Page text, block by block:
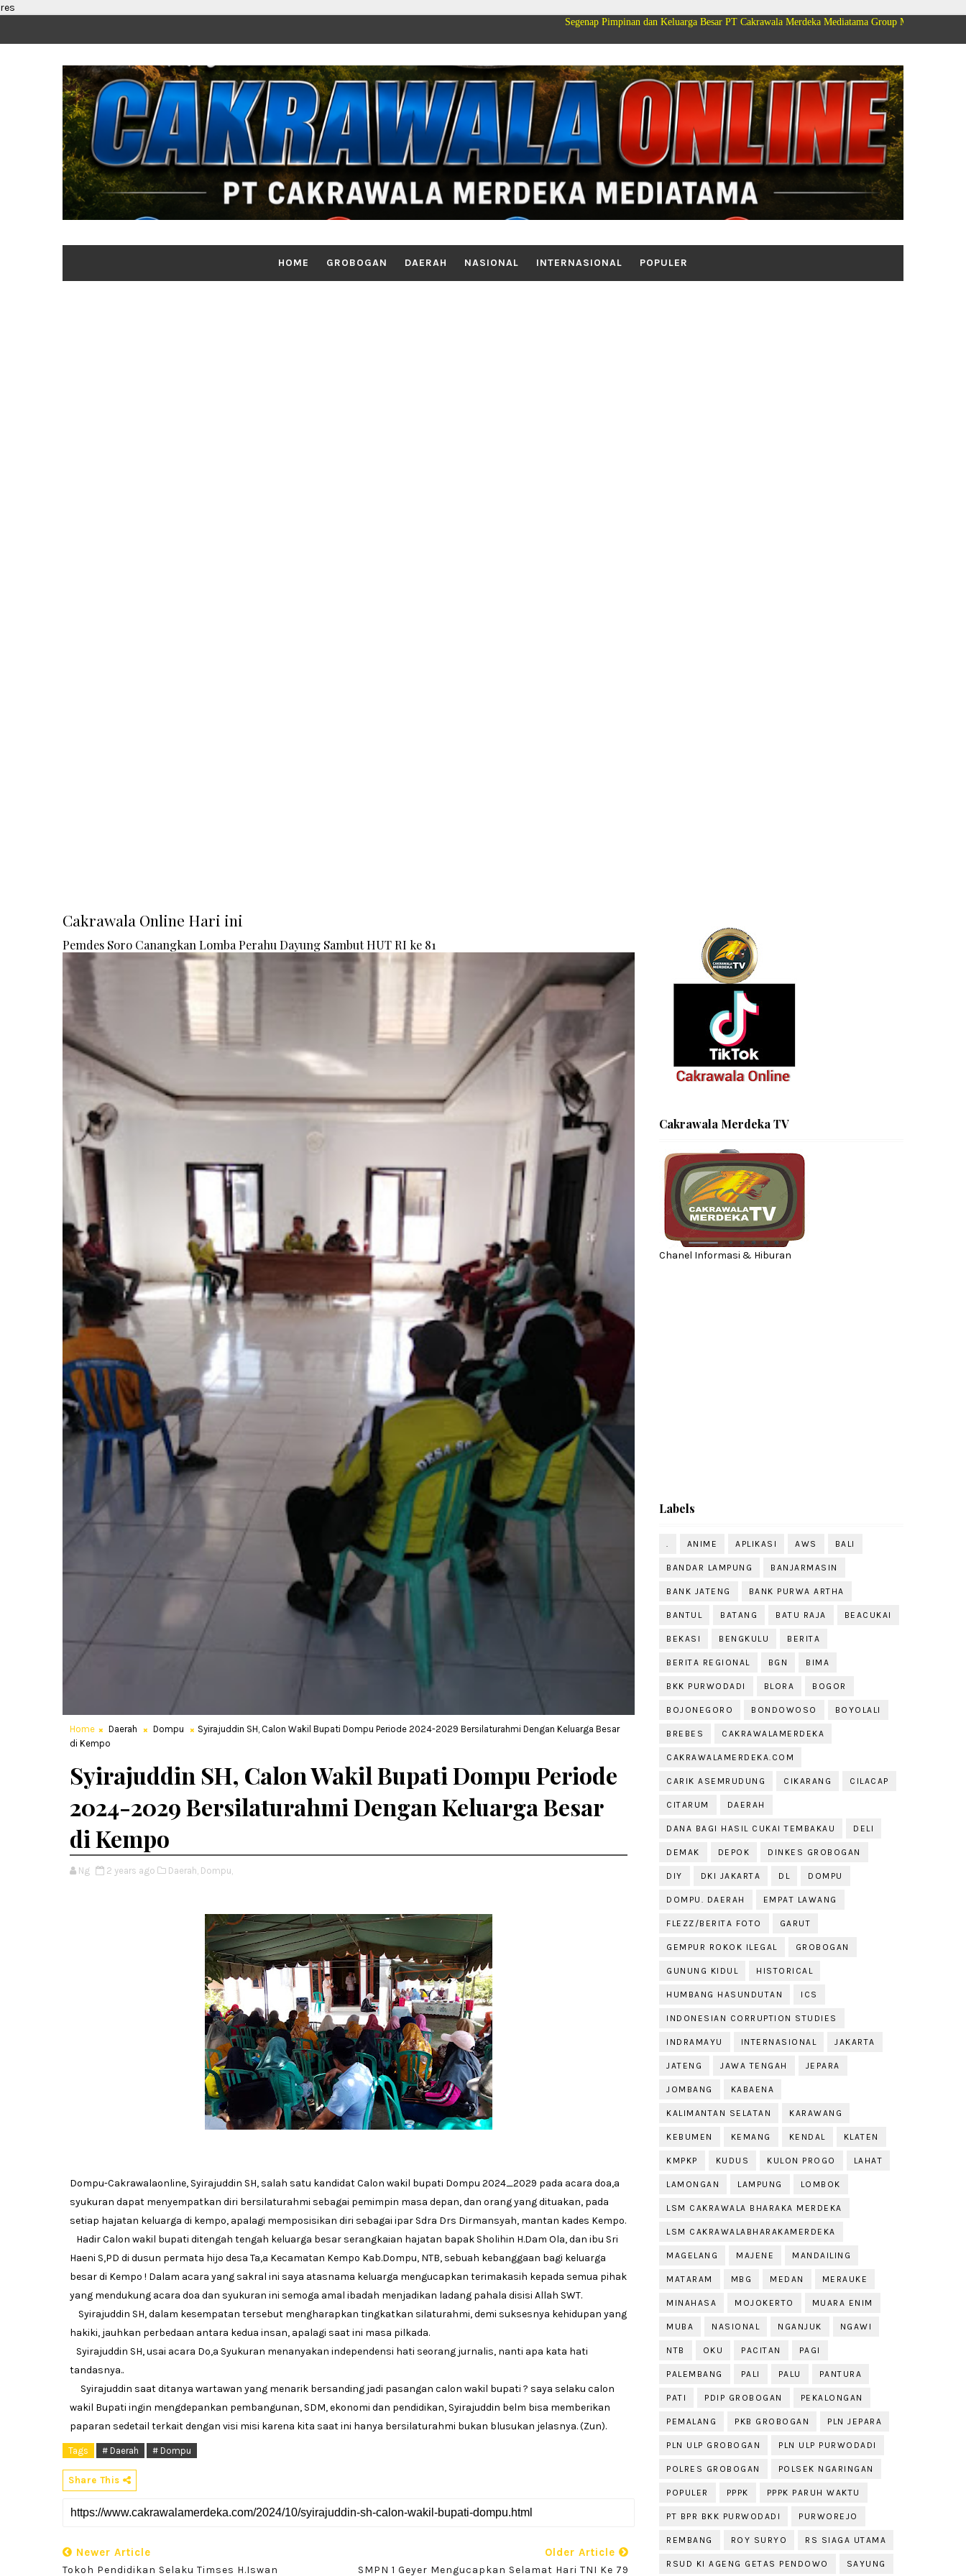
res
Segenap Pimpinan dan Keluarga Besar PT Cakrawala Merdeka Mediatama Group Mengucapkan Selamat
HOME GROBOGAN DAERAH NASIONAL INTERNASIONAL POPULER
Cakrawala Online Hari ini
Pemdes Soro Canangkan Lomba Perahu Dayung Sambut HUT RI ke 81
Home Daerah Dompu
Syirajuddin SH, Calon Wakil Bupati Dompu Periode 2024-2029 Bersilaturahmi Dengan Keluarga Besar
di Kempo
Syirajuddin SH, Calon Wakil Bupati Dompu Periode
2024-2029 Bersilaturahmi Dengan Keluarga Besar
di Kempo
Ng 2 years ago Daerah, Dompu,
Dompu-Cakrawalaonline, Syirajuddin SH, salah satu kandidat Calon wakil bupati Dompu 2024_2029 pada acara doa,a
syukuran dapat menyempatkan diri bersilaturahmi sebagai pemimpin masa depan, dan orang yang dituakan, pada
setiap hajatan keluarga di kempo, apalagi memposisikan diri sebagai ipar Sdra Drs Dirmansyah, mantan kades Kempo.
Hadir Calon wakil bupati ditengah tengah keluarga besar serangkaian hajatan bapak Sholihin H.Dam Ola, dan ibu Sri
Haeni S,PD di dusun permata hijo desa Ta,a Kecamatan Kempo Kab.Dompu, NTB, sebuah kebanggaan bagi keluarga
besar di Kempo ! Dalam acara yang sakral ini saya atasnama keluarga mengucapkan terimakasih kepada semua pihak
yang mendukung acara doa dan syukuran ini semoga amal ibadah menjadikan ladang pahala disisi Allah SWT.
Syirajuddin SH, dalam kesempatan tersebut mengharapkan tingkatkan silaturahmi, demi suksesnya kehidupan yang
hakiki, jauhkan perbedaan antara kedua insan, apalagi saat ini masa pilkada.
Syirajuddin SH, usai acara Do,a Syukuran menanyakan independensi hati seorang jurnalis, nanti apa kata hati
tandasnya..
Syirajuddin saat ditanya wartawan yang menarik bersanding jadi pasangan calon wakil bupati ? saya selaku calon
wakil Bupati ingin mengdepankan pembangunan, SDM, ekonomi dan pendidikan, Syirajuddin belm bisa memberikan
paparan sedetail terkait dengan visi misi karena kita saat ini hanya bersilaturahmi bukan blusukan jelasnya. (Zun).
Tags # Daerah # Dompu
Share This
Newer Article
Tokoh Pendidikan Selaku Timses H.Iswan
Older Article
SMPN 1 Geyer Mengucapkan Selamat Hari TNI Ke 79
Cakrawala Merdeka TV
Chanel Informasi & Hiburan
Labels
. ANIME APLIKASI AWS BALI
BANDAR LAMPUNG BANJARMASIN
BANK JATENG BANK PURWA ARTHA
BANTUL BATANG BATU RAJA BEACUKAI
BEKASI BENGKULU BERITA
BERITA REGIONAL BGN BIMA
BKK PURWODADI BLORA BOGOR
BOJONEGORO BONDOWOSO BOYOLALI
BREBES CAKRAWALAMERDEKA
CAKRAWALAMERDEKA.COM
CARIK ASEMRUDUNG CIKARANG CILACAP
CITARUM DAERAH
DANA BAGI HASIL CUKAI TEMBAKAU DELI
DEMAK DEPOK DINKES GROBOGAN
DIY DKI JAKARTA DL DOMPU
DOMPU. DAERAH EMPAT LAWANG
FLEZZ/BERITA FOTO GARUT
GEMPUR ROKOK ILEGAL GROBOGAN
GUNUNG KIDUL HISTORICAL
HUMBANG HASUNDUTAN ICS
INDONESIAN CORRUPTION STUDIES
INDRAMAYU INTERNASIONAL JAKARTA
JATENG JAWA TENGAH JEPARA
JOMBANG KABAENA
KALIMANTAN SELATAN KARAWANG
KEBUMEN KEMANG KENDAL KLATEN
KMPKP KUDUS KULON PROGO LAHAT
LAMONGAN LAMPUNG LOMBOK
LSM CAKRAWALA BHARAKA MERDEKA
LSM CAKRAWALABHARAKAMERDEKA
MAGELANG MAJENE MANDAILING
MATARAM MBG MEDAN MERAUKE
MINAHASA MOJOKERTO MUARA ENIM
MUBA NASIONAL NGANJUK NGAWI
NTB OKU PACITAN PAGI
PALEMBANG PALI PALU PANTURA
PATI PDIP GROBOGAN PEKALONGAN
PEMALANG PKB GROBOGAN PLN JEPARA
PLN ULP GROBOGAN PLN ULP PURWODADI
POLRES GROBOGAN POLSEK NGARINGAN
POPULER PPPK PPPK PARUH WAKTU
PT BPR BKK PURWODADI PURWOREJO
REMBANG ROY SURYO RS SIAGA UTAMA
RSUD KI AGENG GETAS PENDOWO SAYUNG